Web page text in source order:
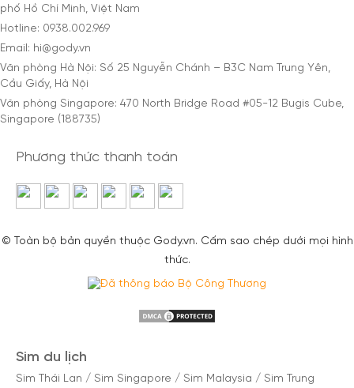
phố Hồ Chí Minh, Việt Nam
Hotline: 0938.002.969
Email: hi@gody.vn
Văn phòng Hà Nội: Số 25 Nguyễn Chánh – B3C Nam Trung Yên,
Cầu Giấy, Hà Nội
Văn phòng Singapore: 470 North Bridge Road #05-12 Bugis Cube,
Singapore (188735)
Phương thức thanh toán
© Toàn bộ bản quyền thuộc Gody.vn. Cấm sao chép dưới mọi hình
thức.
Sim du lịch
Sim Thái Lan / Sim Singapore / Sim Malaysia / Sim Trung